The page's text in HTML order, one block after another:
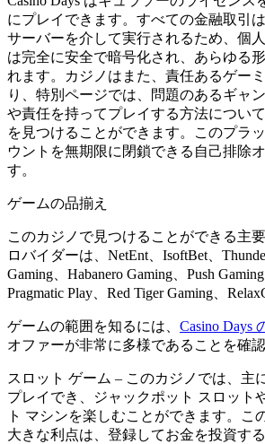
にプレイできます。すべての金融取引
サーバーを介して実行されるため、個
は完全に安全で暗号化され、あらゆる
れます。カジノはまた、責任あるゲー
り、特別ページでは、問題のあるギャ
や責任を持ってプレイする方法につい
を見つけることができます。このプラ
ウントを無期限に閉鎖できる自己排除
す。
ゲームの品揃え
このカジノで見つけることができる主
ロバイダーは、NetEnt、IsoftBet、
Gaming、Habanero Gaming、Push
Pragmatic Play、Red Tiger Gaming、
ゲームの範囲を知るには、 Casino Days
オファーが非常に多様であることを確
スロット ゲーム – このカジノでは、主
プレイでき、ジャックポット スロット
ト マシンを楽しむことができます。こ
大きな利点は、登録してお金を投資す